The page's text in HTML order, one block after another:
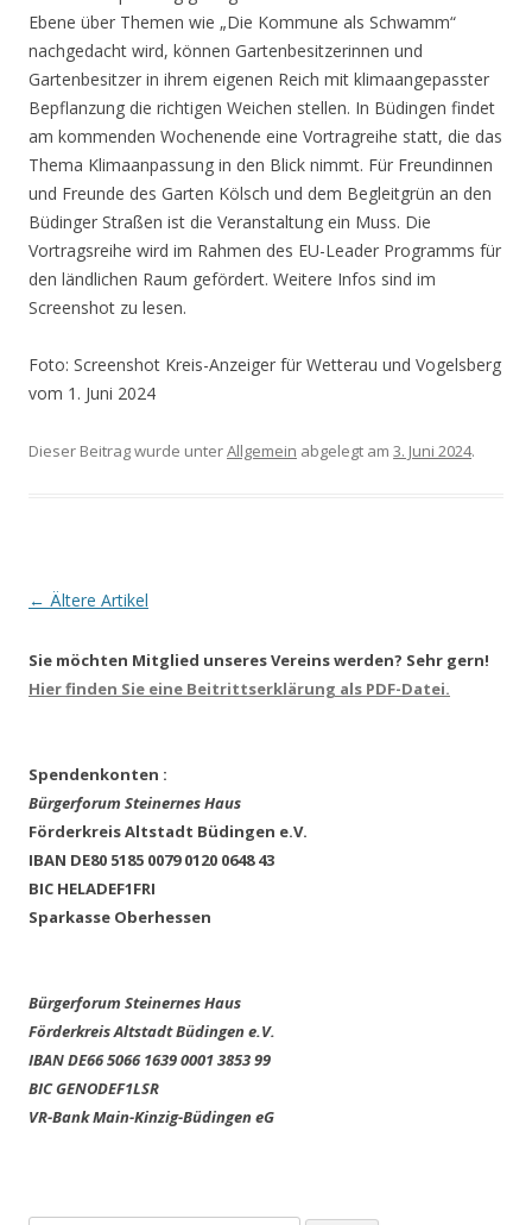
Ebene über Themen wie „Die Kommune als Schwamm“
nachgedacht wird, können Gartenbesitzerinnen und
Gartenbesitzer in ihrem eigenen Reich mit klimaangepasster
Bepflanzung die richtigen Weichen stellen. In Büdingen findet
am kommenden Wochenende eine Vortragreihe statt, die das
Thema Klimaanpassung in den Blick nimmt. Für Freundinnen
und Freunde des Garten Kölsch und dem Begleitgrün an den
Büdinger Straßen ist die Veranstaltung ein Muss. Die
Vortragsreihe wird im Rahmen des EU-Leader Programms für
den ländlichen Raum gefördert. Weitere Infos sind im
Screenshot zu lesen.
Foto: Screenshot Kreis-Anzeiger für Wetterau und Vogelsberg
vom 1. Juni 2024
Dieser Beitrag wurde unterAllgemein abgelegt am 3. Juni 2024.
Artikel-Navigation
← Ältere Artikel
Sie möchten Mitglied unseres Vereins werden? Sehr gern!
Hier finden Sie eine Beitrittserklärung als PDF-Datei.
Spendenkonten :
Bürgerforum Steinernes Haus
Förderkreis Altstadt Büdingen e.V.
IBAN DE80 5185 0079 0120 0648 43
BIC HELADEF1FRI
Sparkasse Oberhessen
Bürgerforum Steinernes Haus
Förderkreis Altstadt Büdingen e.V.
IBAN DE66 5066 1639 0001 3853 99
BIC GENODEF1LSR
VR-Bank Main-Kinzig-Büdingen eG